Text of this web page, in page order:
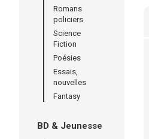
Romans
policiers
Science
Fiction
Poésies
Essais,
nouvelles
Fantasy
BD & Jeunesse